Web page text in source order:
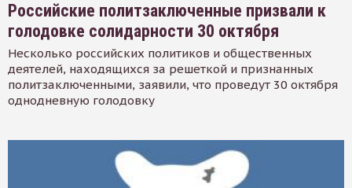
Российские политзаключенные призвали к
голодовке солидарности 30 октября
Несколько российских политиков и общественных
деятелей, находящихся за решеткой и признанных
политзаключенными, заявили, что проведут 30 октября
однодневную голодовку